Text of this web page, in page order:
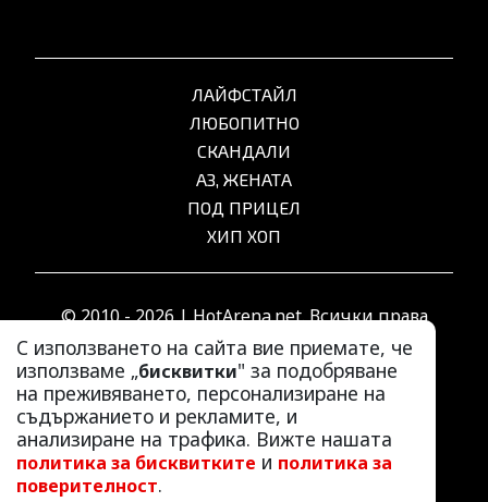
С използването на сайта вие приемате, че
използваме „бисквитки" за подобряване
на преживяването, персонализиране на
съдържанието и рекламите, и
анализиране на трафика. Вижте нашата
политика за бисквитките и политика за
поверителност.
ЛАЙФСТАЙЛ
ЛЮБОПИТНО
СКАНДАЛИ
АЗ, ЖЕНАТА
ПОД ПРИЦЕЛ
ХИП ХОП
© 2010 - 2026 | HotArena.net. Всички права
запазени.
РЕКЛАМА
КОНТАКТИ
ОБЩИ УСЛОВИЯ
ПОЛИТИКА ЗА ПОВЕРИТЕЛНОСТ